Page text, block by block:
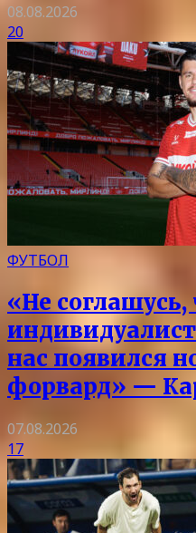
08.08.2026
20
ФУТБОЛ
«Не соглашусь,
нас появился
форвард» —
07.08.2026
17